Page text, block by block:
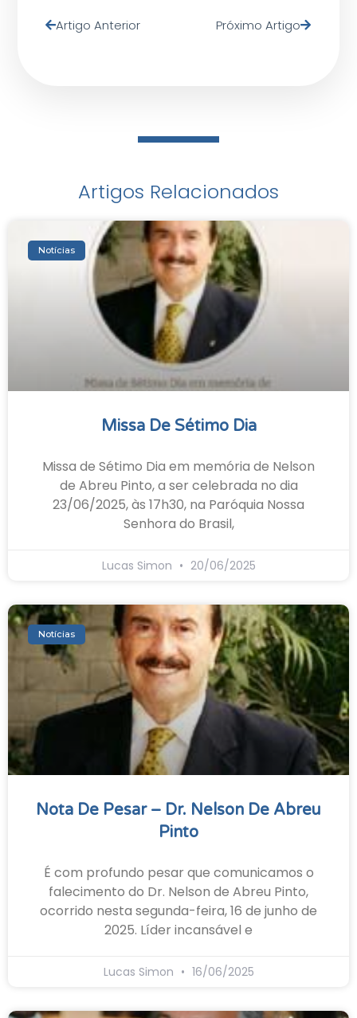
Artigo Anterior Próximo Artigo
Artigos Relacionados
Notícias
Missa De Sétimo Dia
Missa de Sétimo Dia em memória de Nelson
de Abreu Pinto, a ser celebrada no dia
23/06/2025, às 17h30, na Paróquia Nossa
Senhora do Brasil,
Lucas Simon 20/06/2025
Notícias
Nota De Pesar – Dr. Nelson De Abreu
Pinto
É com profundo pesar que comunicamos o
falecimento do Dr. Nelson de Abreu Pinto,
ocorrido nesta segunda-feira, 16 de junho de
2025. Líder incansável e
Lucas Simon 16/06/2025